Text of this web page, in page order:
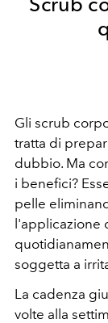
Gli scrub
tratta di
dubbio. Ma
i benefici?
pelle
l'applicazione
soggetta a
La cadenza
volte alla